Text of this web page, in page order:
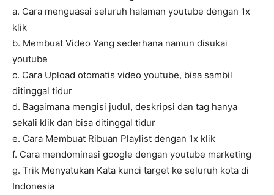
a. Cara menguasai seluruh halaman youtube dengan 1x
klik
b. Membuat Video Yang sederhana namun disukai
youtube
c. Cara Upload otomatis video youtube, bisa sambil
ditinggal tidur
d. Bagaimana mengisi judul, deskripsi dan tag hanya
sekali klik dan bisa ditinggal tidur
e. Cara Membuat Ribuan Playlist dengan 1x klik
f. Cara mendominasi google dengan youtube marketing
g. Trik Menyatukan Kata kunci target ke seluruh kota di
Indonesia